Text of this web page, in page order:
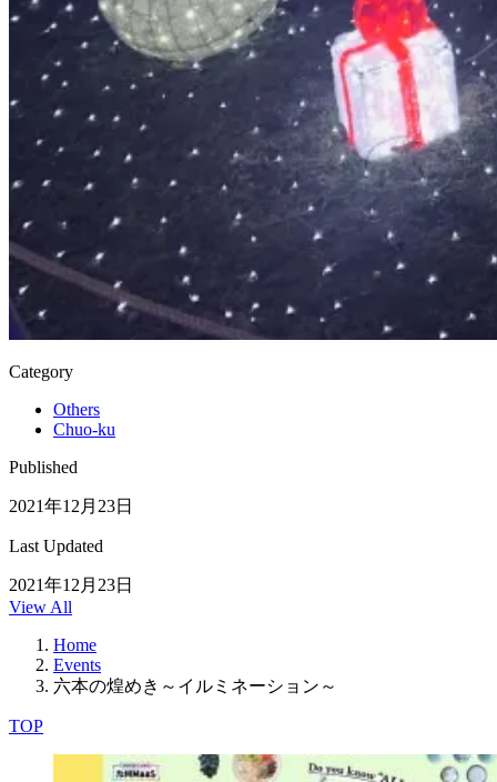
Category
Others
Chuo-ku
Published
2021年12月23日
Last Updated
2021年12月23日
View All
Home
Events
六本の煌めき～イルミネーション～
TOP